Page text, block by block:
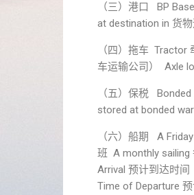
（三）港口 BP
at destination in 货
（四）拖车
车运输公司） Axle
（五）保税
stored at bonded
（六）船期 A
班 A monthly sailing
Arrival 预计到达时间
Time of Departure